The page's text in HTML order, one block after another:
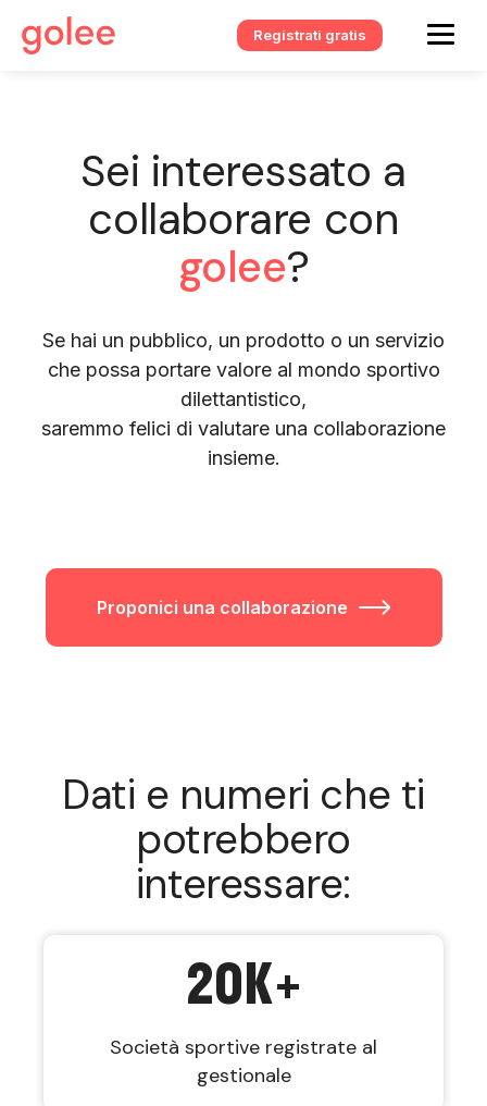
Registrati gratis
Sei interessato a
collaborare con
golee?
Se hai un pubblico, un prodotto o un servizio
che possa portare valore al mondo sportivo
dilettantistico,
saremmo felici di valutare una collaborazione
insieme.
Proponici una collaborazione
Dati e numeri che ti
potrebbero
interessare:
20K+
Società sportive registrate al
gestionale